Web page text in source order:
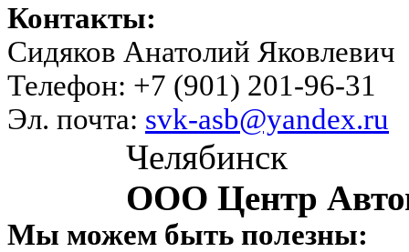
Контакты:
Сидяков Анатолий Яковлевич
Телефон: +7 (901) 201-96-31
Эл. почта: svk-asb@yandex.ru
Челябинск
ООО Центр
Мы можем быть полезны: